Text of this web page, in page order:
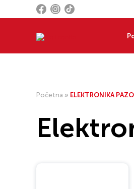
Početna » ELEKTRONIKA